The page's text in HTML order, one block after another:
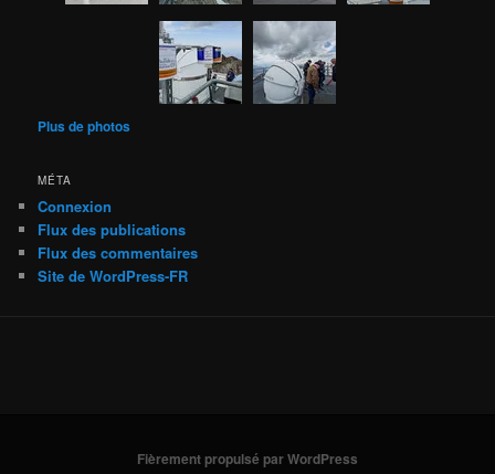
Plus de photos
MÉTA
Connexion
Flux des publications
Flux des commentaires
Site de WordPress-FR
Fièrement propulsé par WordPress